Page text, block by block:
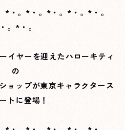
・。*・。*・。*・。*・。
。*・。
イヤーを迎えたハローキティ
の
ョップが東京キャラクタース
トに登場！